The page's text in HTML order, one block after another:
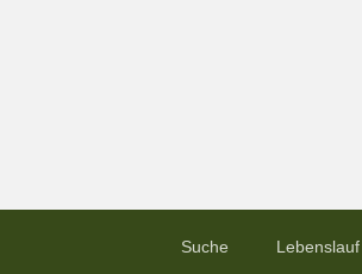
Suche Lebenslauf